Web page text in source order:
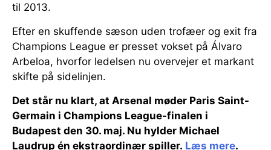
til 2013.
Efter en skuffende sæson uden trofæer og exit fra
Champions League er presset vokset på Álvaro
Arbeloa, hvorfor ledelsen nu overvejer et markant
skifte på sidelinjen.
Det står nu klart, at Arsenal møder Paris Saint-
Germain i Champions League-finalen i
Budapest den 30. maj. Nu hylder Michael
Laudrup én ekstraordinær spiller. Læs mere.